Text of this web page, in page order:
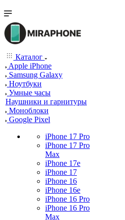
Каталог
Apple iPhone
Samsung Galaxy
Ноутбуки
Умные часы
Наушники и гарнитуры
Моноблоки
Google Pixel
iPhone 17 Pro
iPhone 17 Pro
Max
iPhone 17e
iPhone 17
iPhone 16
iPhone 16e
iPhone 16 Pro
iPhone 16 Pro
Max